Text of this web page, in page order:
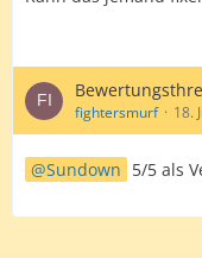
fightersmurf 18.
Sundown 5/5 als